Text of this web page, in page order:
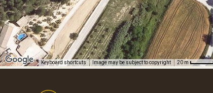
Keyboard shortcuts Image may be subject to copyright 20 m